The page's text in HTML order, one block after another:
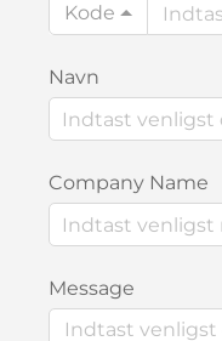
Kode
Navn
Company Name
Message